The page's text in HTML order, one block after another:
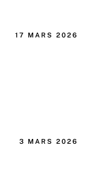
17 MARS 2026
3 MARS 2026